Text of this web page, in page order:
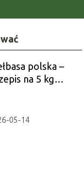
polska –
na 5 kg
05-14